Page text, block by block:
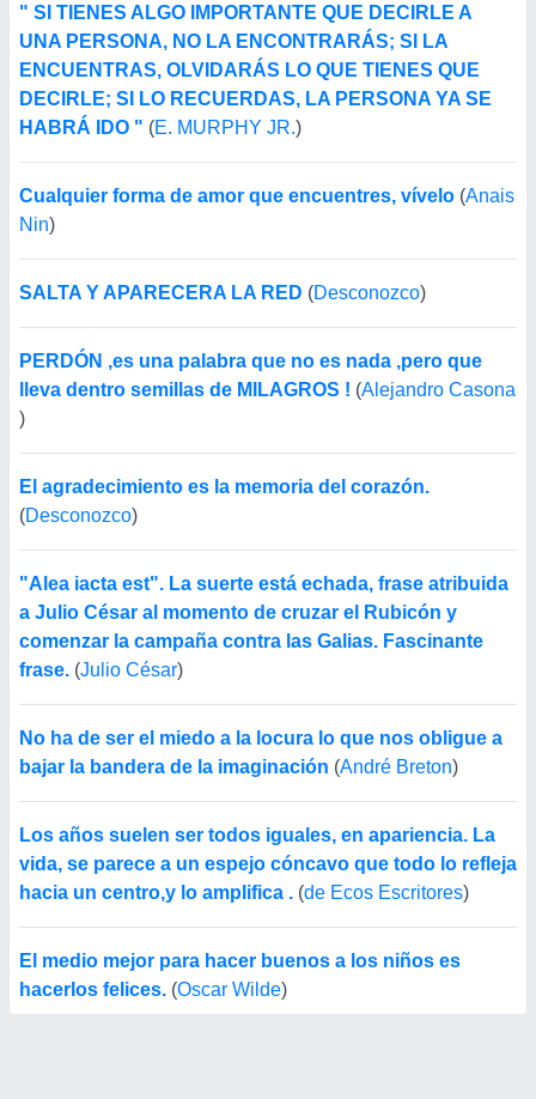
" SI TIENES ALGO IMPORTANTE QUE DECIRLE A
UNA PERSONA, NO LA ENCONTRARÁS; SI LA
ENCUENTRAS, OLVIDARÁS LO QUE TIENES QUE
DECIRLE; SI LO RECUERDAS, LA PERSONA YA SE
HABRÁ IDO " (E. MURPHY JR.)
Cualquier forma de amor que encuentres, vívelo (Anais
Nin)
SALTA Y APARECERA LA RED (Desconozco)
PERDÓN ,es una palabra que no es nada ,pero que
lleva dentro semillas de MILAGROS ! (Alejandro Casona
)
El agradecimiento es la memoria del corazón.
(Desconozco)
"Alea iacta est". La suerte está echada, frase atribuida
a Julio César al momento de cruzar el Rubicón y
comenzar la campaña contra las Galias. Fascinante
frase. (Julio César)
No ha de ser el miedo a la locura lo que nos obligue a
bajar la bandera de la imaginación (André Breton)
Los años suelen ser todos iguales, en apariencia. La
vida, se parece a un espejo cóncavo que todo lo refleja
hacia un centro,y lo amplifica . (de Ecos Escritores)
El medio mejor para hacer buenos a los niños es
hacerlos felices. (Oscar Wilde)